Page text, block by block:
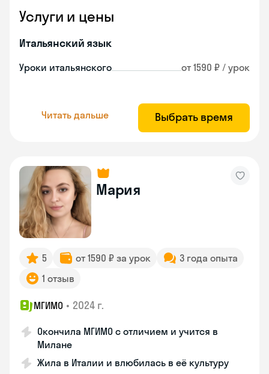
Услуги и цены
Итальянский язык
Уроки итальянского от 1590 ₽ / урок
Читать дальше Выбрать время
Мария
5 от 1590 ₽ за урок
3 года опыта
1 отзыв
МГИМО • 2024 г.
Окончила МГИМО с отличием и учится в
Милане
Жила в Италии и влюбилась в её культуру